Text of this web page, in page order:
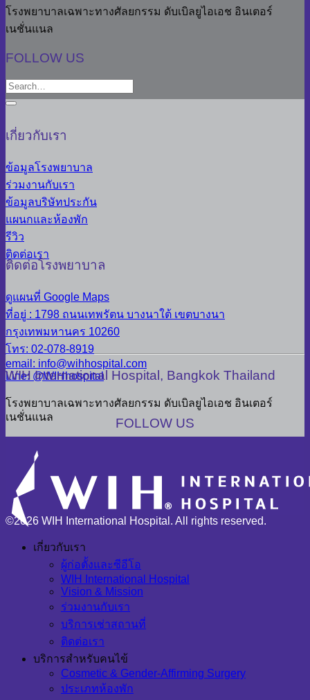
โรงพยาบาลเฉพาะทางศัลยกรรม ดับเบิลยูไอเอช อินเตอร์
เนชั่นแนล
FOLLOW US
เกี่ยวกับเรา
ข้อมูลโรงพยาบาล
ร่วมงานกับเรา
ข้อมูลบริษัทประกัน
แผนกและห้องพัก
รีวิว
ติดต่อเรา
ติดต่อโรงพยาบาล
ดูแผนที่ Google Maps
ที่อยู่ : 1798 ถนนเทพรัตน บางนาใต้ เขตบางนา
กรุงเทพมหานคร 10260
โทร: 02-078-8919
email: info@wihhospital.com
Line: @WIHhospital
WIH International Hospital, Bangkok Thailand
โรงพยาบาลเฉพาะทางศัลยกรรม ดับเบิลยูไอเอช อินเตอร์
เนชั่นแนล
FOLLOW US
©2026 WIH International Hospital. All rights reserved.
เกี่ยวกับเรา
ผู้ก่อตั้งและซีอีโอ
WIH International Hospital
Vision & Mission
ร่วมงานกับเรา
บริการเช่าสถานที่
ติดต่อเรา
บริการสำหรับคนไข้
Cosmetic & Gender-Affirming Surgery
ประเภทห้องพัก